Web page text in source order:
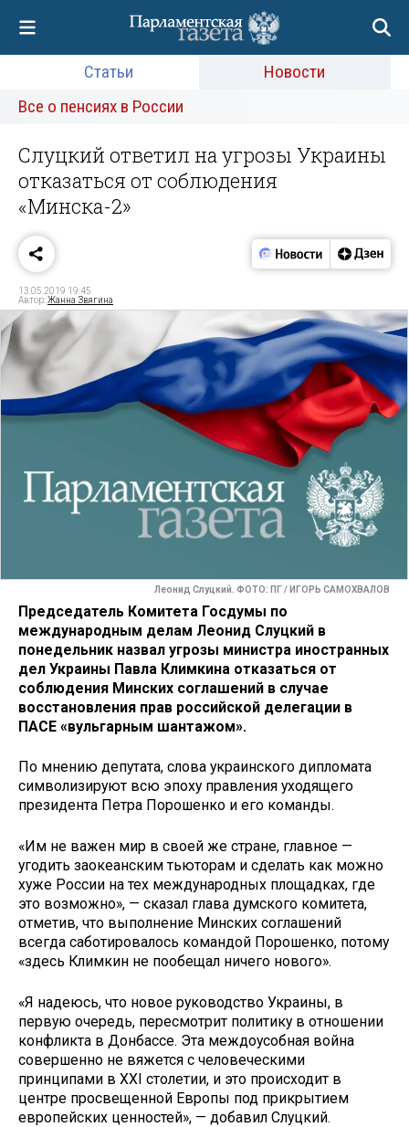
Статьи
Новости
Все о пенсиях в России
Слуцкий ответил на угрозы Украины
отказаться от соблюдения
«Минска-2»
13.05.2019 19:45
Автор:Жанна Звягина
Леонид Слуцкий. ФОТО: ПГ / ИГОРЬ САМОХВАЛОВ
Председатель Комитета Госдумы по
международным делам Леонид Слуцкий в
понедельник назвал угрозы министра иностранных
дел Украины Павла Климкина отказаться от
соблюдения Минских соглашений в случае
восстановления прав российской делегации в
ПАСЕ «вульгарным шантажом».
По мнению депутата, слова украинского дипломата
символизируют всю эпоху правления уходящего
президента Петра Порошенко и его команды.
«Им не важен мир в своей же стране, главное —
угодить заокеанским тьюторам и сделать как можно
хуже России на тех международных площадках, где
это возможно», — сказал глава думского комитета,
отметив, что выполнение Минских соглашений
всегда саботировалось командой Порошенко, потому
«здесь Климкин не пообещал ничего нового».
«Я надеюсь, что новое руководство Украины, в
первую очередь, пересмотрит политику в отношении
конфликта в Донбассе. Эта междоусобная война
совершенно не вяжется с человеческими
принципами в XXI столетии, и это происходит в
центре просвещенной Европы под прикрытием
европейских ценностей», — добавил Слуцкий.